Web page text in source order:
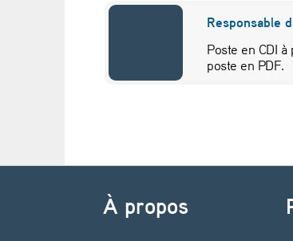
v
i
u
r
e
Responsable
Poste en CDI
poste en PDF.
Navigation de l’article
À propos